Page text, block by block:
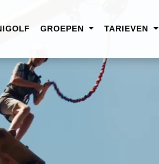
GROEPEN TARIEVEN